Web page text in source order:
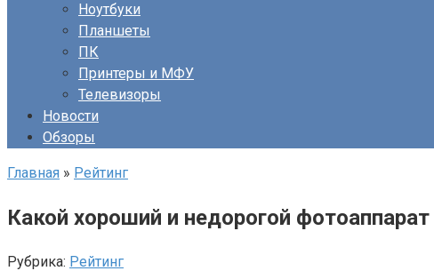
Ноутбуки
Планшеты
ПК
Принтеры и МФУ
Телевизоры
Новости
Обзоры
Главная » Рейтинг
Какой хороший и недорогой
Рубрика: Рейтинг